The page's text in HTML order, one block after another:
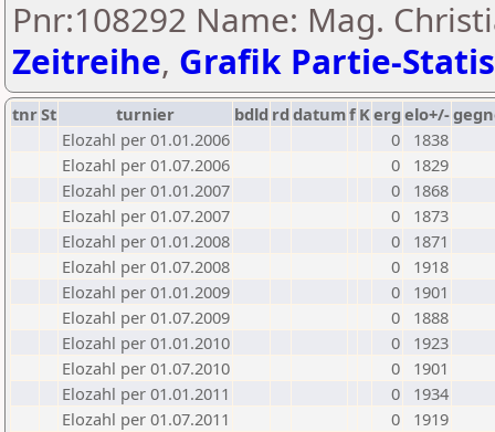
Pnr:108292 Name: Mag.
Zeitreihe, Grafik Partie-
tnrSt turnier bdld rd datumf Kerg elo+/-
Elozahl per 01.01.2006
0
1838
Elozahl per 01.07.2006
0
1829
Elozahl per 01.01.2007
0
1868
Elozahl per 01.07.2007
0
1873
Elozahl per 01.01.2008
0
1871
Elozahl per 01.07.2008
0
1918
Elozahl per 01.01.2009
0
1901
Elozahl per 01.07.2009
0
1888
Elozahl per 01.01.2010
0
1923
Elozahl per 01.07.2010
0
1901
Elozahl per 01.01.2011
0
1934
Elozahl per 01.07.2011
0
1919